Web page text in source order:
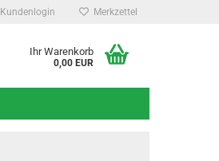
Kundenlogin Merkzettel
Ihr Warenkorb
0,00 EUR